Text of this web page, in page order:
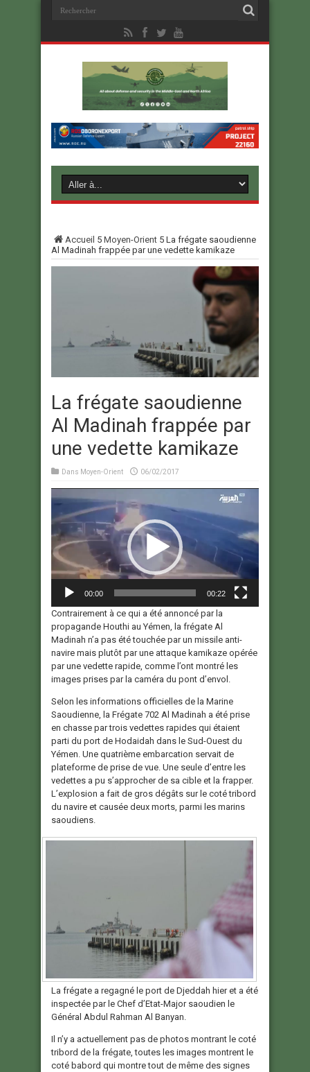
Accueil 5 Moyen-Orient 5 La frégate saoudienne
Al Madinah frappée par une vedette kamikaze
La frégate saoudienne
Al Madinah frappée par
une vedette kamikaze
Dans Moyen-Orient 06/02/2017
Player
00:00 00:22
Contrairement à ce qui a été annoncé par la
propagande Houthi au Yémen, la frégate Al
Madinah n’a pas été touchée par un missile anti-
navire mais plutôt par une attaque kamikaze opérée
par une vedette rapide, comme l’ont montré les
images prises par la caméra du pont d’envol.
Selon les informations officielles de la Marine
Saoudienne, la Frégate 702 Al Madinah a été prise
en chasse par trois vedettes rapides qui étaient
parti du port de Hodaidah dans le Sud-Ouest du
Yémen. Une quatrième embarcation servait de
plateforme de prise de vue. Une seule d’entre les
vedettes a pu s’approcher de sa cible et la frapper.
L’explosion a fait de gros dégâts sur le coté tribord
du navire et causée deux morts, parmi les marins
saoudiens.
La frégate a regagné le port de Djeddah hier et a été
inspectée par le Chef d’Etat-Major saoudien le
Général Abdul Rahman Al Banyan.
Il n’y a actuellement pas de photos montrant le coté
tribord de la frégate, toutes les images montrent le
coté babord qui montre tout de même des signes